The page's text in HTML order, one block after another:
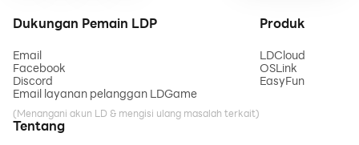
Dukungan Pemain LDP
Email
Facebook
Discord
Email layanan pelanggan LDGame
(Menangani akun LD & mengisi ulang masalah terkait)
Produk
LDCloud
OSLink
EasyFun
Tentang